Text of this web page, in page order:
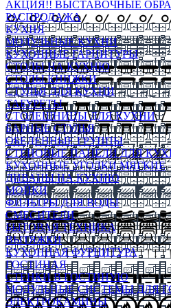
АКЦИЯ!! ВЫСТАВОЧНЫЕ
РАСПРОДАЖА
КУХНЯ
МОДУЛЬНЫЕ КУХНИ
КУХОННЫЕ ГАРНИТУРЫ
СТОЛЫ НА КУХНЮ
СТОЛЫ КНИЖКИ
СТУЛЬЯ ДЛЯ КУХНИ
ТАБУРЕТЫ
СТОЛЕШНИЦЫ ДЛЯ КУХНИ
БАРНЫЕ СТУЛЬЯ
ОБЕДЕННЫЕ ГРУППЫ
СТЕНОВЫЕ ПАНЕЛИ ДЛЯ
КУХОННЫЕ УГОЛКИ МЯГКИЕ
ДИВАНЫ НА КУХНЮ
МОЙКИ
ФИЛЬТРЫ ДЛЯ ВОДЫ
СМЕСИТЕЛИ
БЫТОВАЯ ТЕХНИКА
ВЫТЯЖКИ
КУХОННАЯ ФУРНИТУРА
ГОСТИНАЯ
СТЕНКИ В ГОСТИНУЮ
МОДУЛЬНЫЕ СИСТЕМЫ ДЛЯ
ЭЛЕКТРОКАМИНЫ